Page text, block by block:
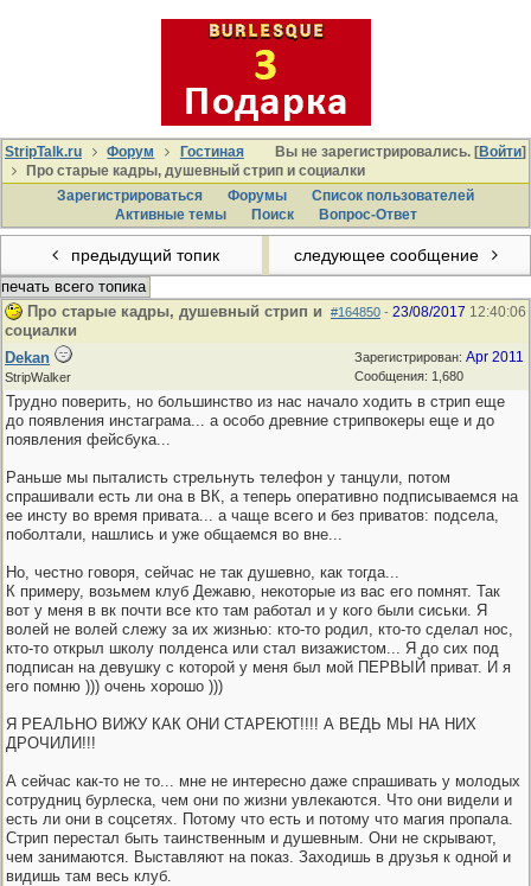
Вы не зарегистрировались. [Войти]
StripTalk.ru Форум
Гостиная
Про старые кадры, душевный стрип и социалки
Зарегистрироваться
Форумы
Список пользователей
Активные темы
Поиcк Вопрос-Ответ
предыдущий топик следующее сообщение
печать всего топика
#164850 - 23/08/2017 12:40:06
Про старые кадры, душевный стрип и
социалки
Зарегистрирован: Apr 2011
Сообщения: 1,680
Dekan
StripWalker
Трудно поверить, но большинство из нас начало ходить в стрип еще
до появления инстаграма... а особо древние стрипвокеры еще и до
появления фейсбука...
Раньше мы пыталисть стрельнуть телефон у танцули, потом
спрашивали есть ли она в ВК, а теперь оперативно подписываемся на
ее инсту во время привата... а чаще всего и без приватов: подсела,
поболтали, нашлись и уже общаемся во вне...
Но, честно говоря, сейчас не так душевно, как тогда...
К примеру, возьмем клуб Дежавю, некоторые из вас его помнят. Так
вот у меня в вк почти все кто там работал и у кого были сиськи. Я
волей не волей слежу за их жизнью: кто-то родил, кто-то сделал нос,
кто-то открыл школу полденса или стал визажистом... Я до сих под
подписан на девушку с которой у меня был мой ПЕРВЫЙ приват. И я
его помню ))) очень хорошо )))
Я РЕАЛЬНО ВИЖУ КАК ОНИ СТАРЕЮТ!!!! А ВЕДЬ МЫ НА НИХ
ДРОЧИЛИ!!!
А сейчас как-то не то... мне не интересно даже спрашивать у молодых
сотрудниц бурлеска, чем они по жизни увлекаются. Что они видели и
есть ли они в соцсетях. Потому что есть и потому что магия пропала.
Стрип перестал быть таинственным и душевным. Они не скрывают,
чем занимаются. Выставляют на показ. Заходишь в друзья к одной и
видишь там весь клуб.